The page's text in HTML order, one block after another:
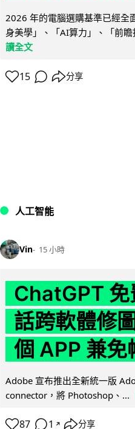
2026 年的電腦選購基準已經全
身美學」、「AI算力」、「前
讀全文
15 分享
人工智能
Vin 15 小時
ChatGPT
話跨軟體修
個 APP 兼免
Adobe 宣布推出全新統一版
connector，將 Photoshop、...
87 1 ↗ 分享